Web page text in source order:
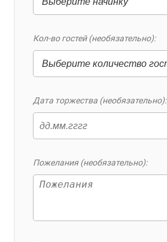
Кол-во гостей (необязательно):
Дата торжества (необязательно):
Пожелания (необязательно):